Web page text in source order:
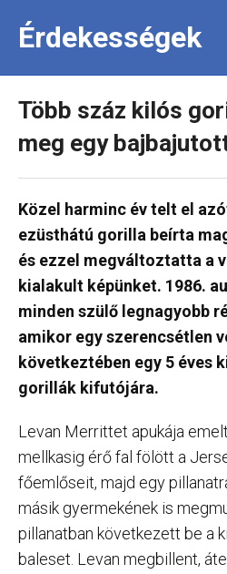
Érdekességek
Több száz kilós
meg egy
Közel harminc év telt el
ezüsthátú gorilla beírta
és ezzel megváltoztatta a
kialakult képünket. 1986.
minden szülő legnagyobb
amikor egy szerencsétlen
következtében egy 5 éves
gorillák kifutójára.
Levan Merrittet apukája
mellkasig érő fal fölött a
főemlőseit, majd egy
másik gyermekének is
pillanatban következett be a
baleset. Levan megbillent,